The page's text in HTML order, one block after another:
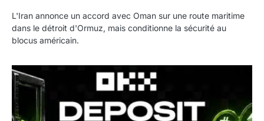
L'Iran annonce un accord avec Oman sur une route maritime
dans le détroit d'Ormuz, mais conditionne la sécurité au
blocus américain.
OKX relance une campagne Deposit Bonus : jusqu’à 5